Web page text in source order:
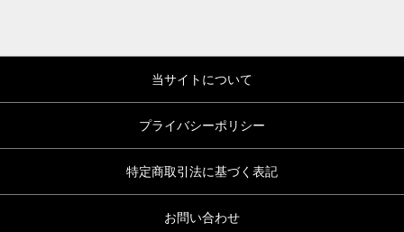
当サイトについて
プライバシーポリシー
特定商取引法に基づく表記
お問い合わせ